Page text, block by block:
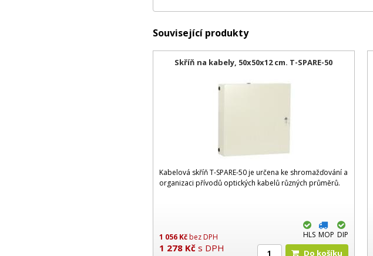
Související produkty
Skříň na kabely, 50x50x12 cm. T-SPARE-50
Kabelová skříň T-SPARE-50 je určena ke shromažďování a
organizaci přívodů optických kabelů různých průměrů.
1 056 Kčbez DPH
1 278 Kč s DPH
HLS MOP DIP
Do košíku